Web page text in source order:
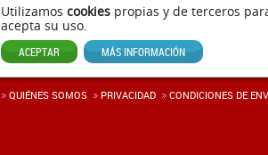
Utilizamos cookies propias y de terceros
acepta su uso.
ACEPTAR MÁS INFORMACIÓN
QUIÉNES SOMOS PRIVACIDAD CONDICIONES DE